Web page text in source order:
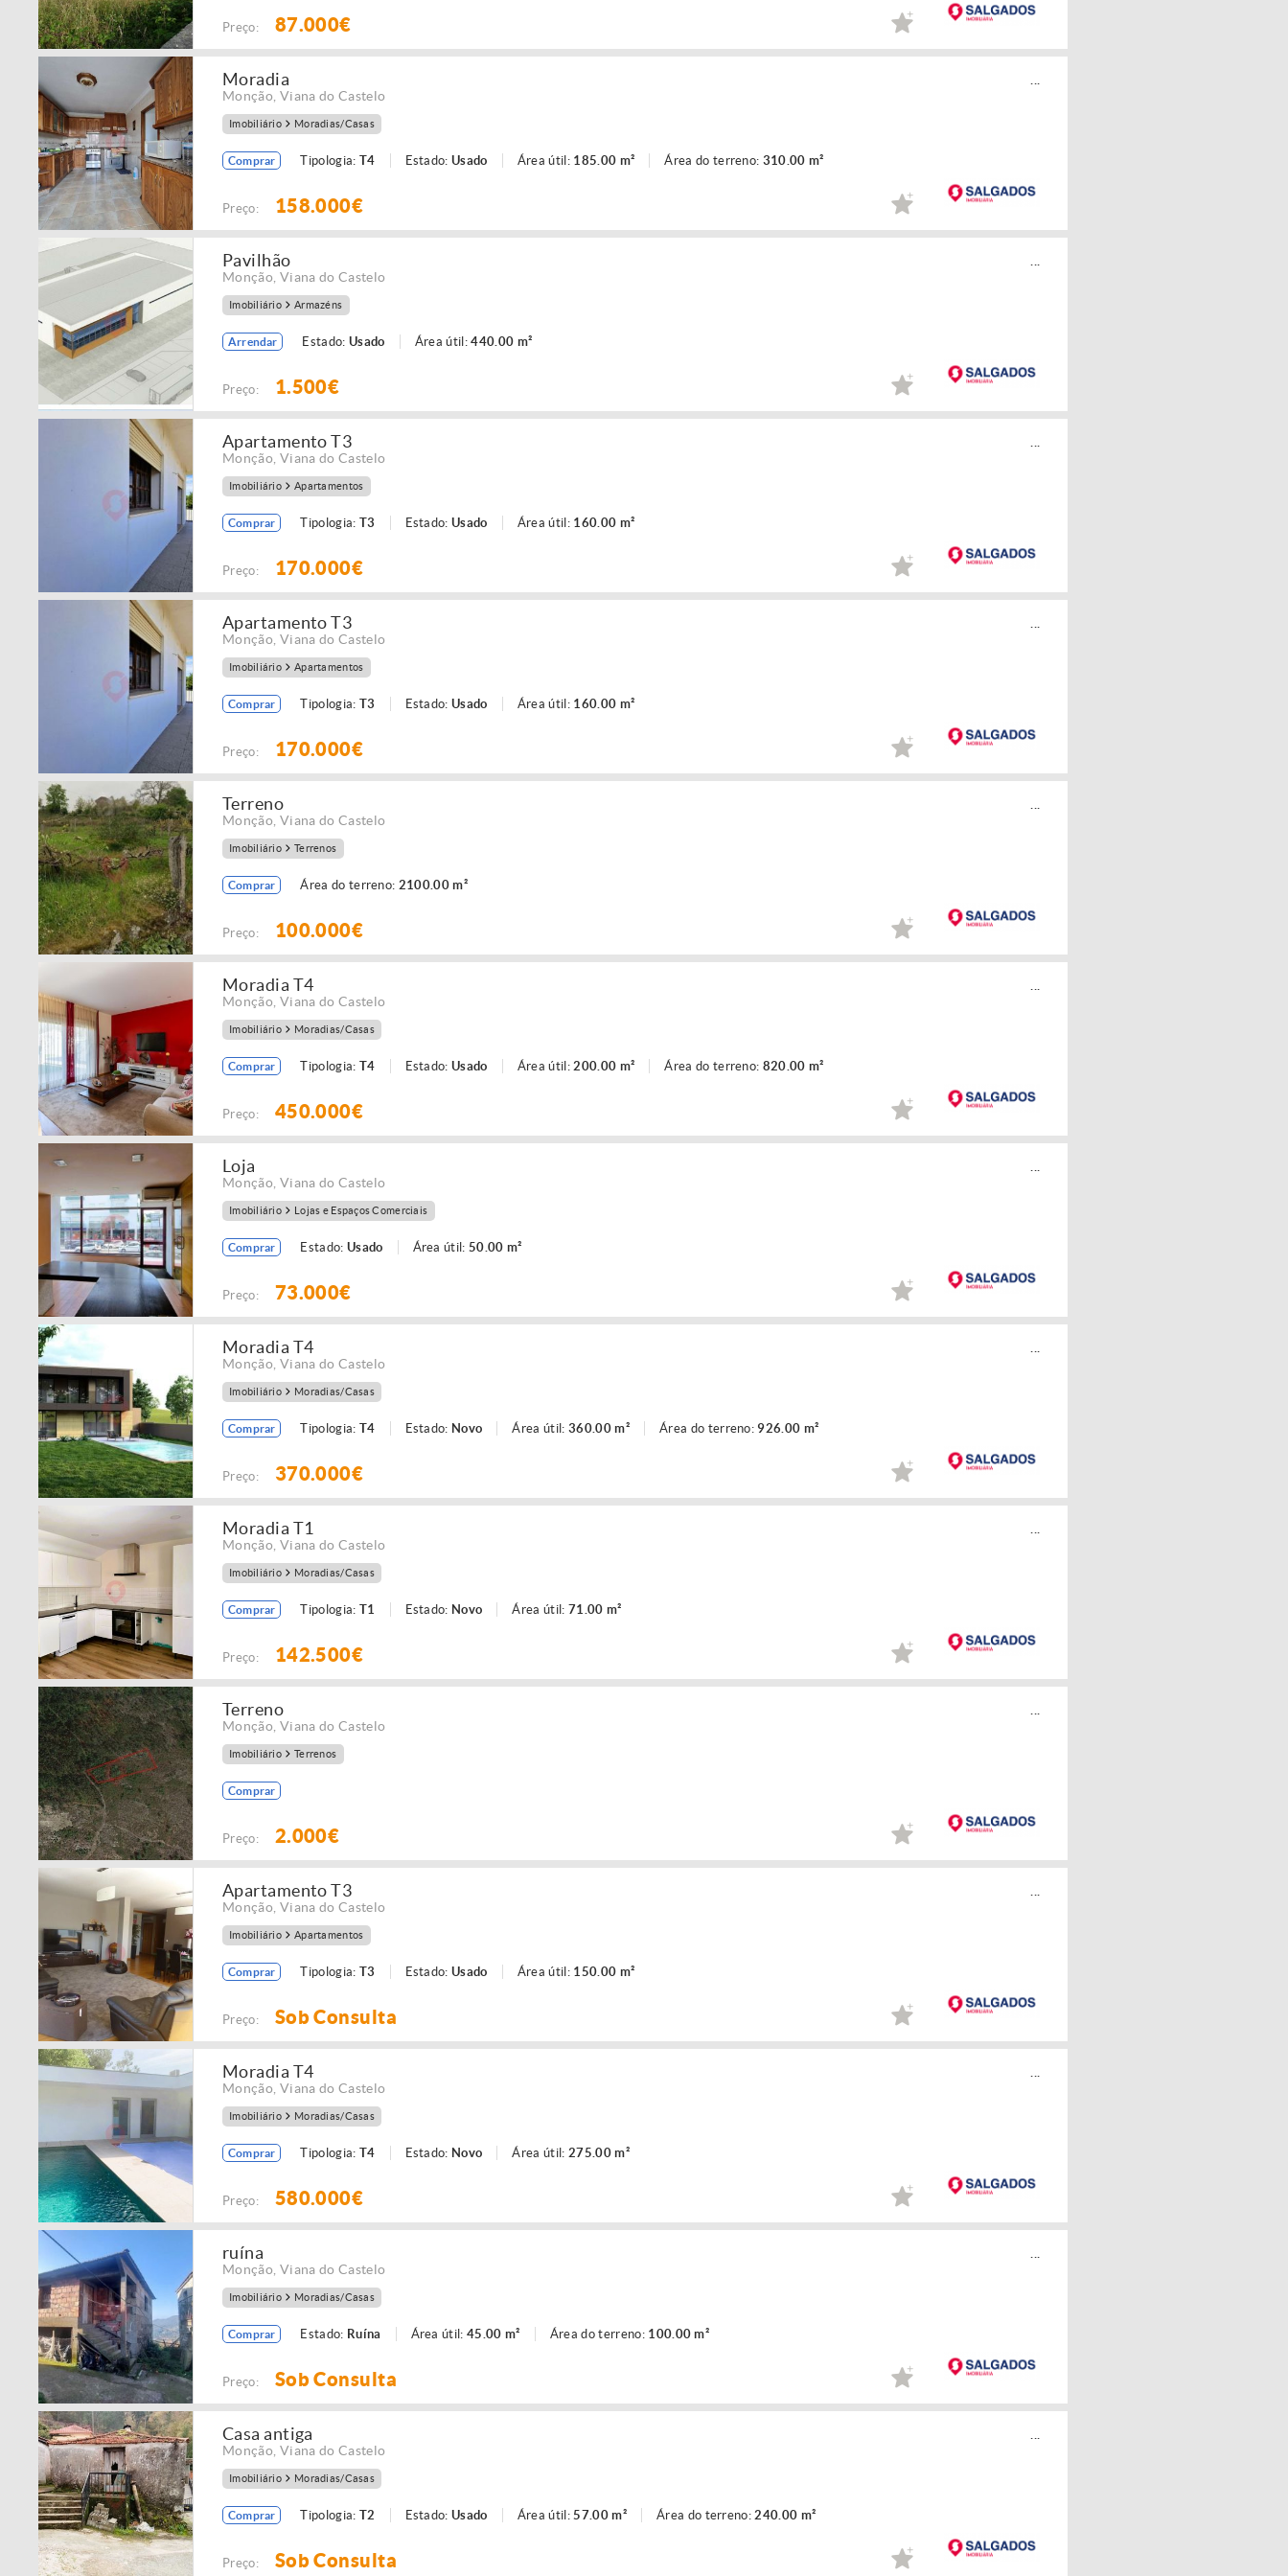
Preço: 87.000€
Moradia
Monção Viana do Castelo
Imobiliário Moradias/Casas
Comprar Tipologia: T4 Estado:Usado Área útil: 185.00 m² Área do terreno: 310.00 m²
Preço: 158.000€
Pavilhão
Monção Viana do Castelo
Imobiliário Armazéns
Arrendar Estado:Usado Área útil:440.00 m²
Preço: 1.500€
Apartamento T3
Monção Viana do Castelo
Imobiliário Apartamentos
Comprar Tipologia: T3 Estado:Usado Área útil: 160.00 m²
Preço: 170.000€
Apartamento T3
Monção Viana do Castelo
Imobiliário Apartamentos
Comprar Tipologia: T3 Estado:Usado Área útil: 160.00 m²
Preço: 170.000€
Terreno
Monção Viana do Castelo
Imobiliário Terrenos
Comprar Área do terreno: 2100.00 m²
Preço: 100.000€
Moradia T4
Monção Viana do Castelo
Imobiliário Moradias/Casas
Comprar Tipologia: T4 Estado:Usado Área útil:200.00 m² Área do terreno: 820.00 m²
Preço: 450.000€
Loja
Monção Viana do Castelo
Imobiliário Lojas e Espaços Comerciais
Comprar Estado: Usado Área útil:50.00 m²
Preço: 73.000€
Moradia T4
Monção Viana do Castelo
Imobiliário Moradias/Casas
Comprar Tipologia: T4 Estado: Novo Área útil: 360.00 m² Área do terreno: 926.00 m²
Preço: 370.000€
Moradia T1
Monção Viana do Castelo
Imobiliário Moradias/Casas
Comprar Tipologia: T1 Estado: Novo Área útil: 71.00 m²
Preço: 142.500€
Terreno
Monção Viana do Castelo
Imobiliário Terrenos
Comprar
Preço: 2.000€
Apartamento T3
Monção Viana do Castelo
Imobiliário Apartamentos
Comprar Tipologia: T3 Estado:Usado Área útil: 150.00 m²
Preço: Sob Consulta
Moradia T4
Monção Viana do Castelo
Imobiliário Moradias/Casas
Comprar Tipologia: T4 Estado: Novo Área útil: 275.00 m²
Preço: 580.000€
ruína
Monção Viana do Castelo
Imobiliário Moradias/Casas
Comprar Estado: Ruína Área útil:45.00 m² Área do terreno: 100.00 m²
Preço: Sob Consulta
Casa antiga
Monção Viana do Castelo
Imobiliário Moradias/Casas
Comprar Tipologia: T2 Estado:Usado Área útil:57.00 m² Área do terreno:240.00 m²
Preço: Sob Consulta